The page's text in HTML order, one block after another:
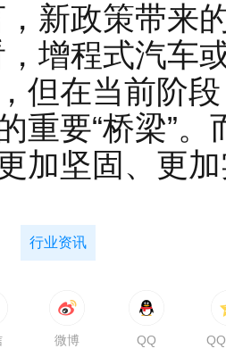
新政策带来
增程式汽车
但在当前阶
重要“桥梁”
加坚固、更
行业资讯
微博 QQ